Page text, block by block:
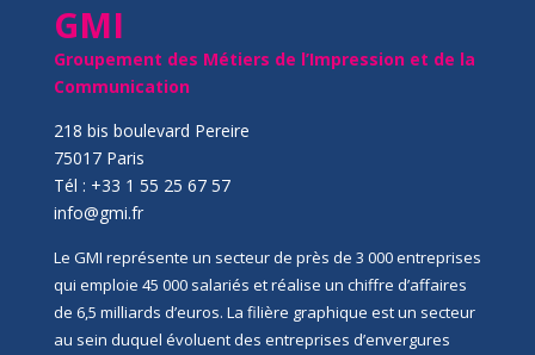
GMI
Groupement des Métiers de l’Impression et de la
Communication
218 bis boulevard Pereire
75017 Paris
Tél : +33 1 55 25 67 57
info@gmi.fr
Le GMI représente un secteur de près de 3 000 entreprises
qui emploie 45 000 salariés et réalise un chiffre d’affaires
de 6,5 milliards d’euros. La filière graphique est un secteur
au sein duquel évoluent des entreprises d’envergures